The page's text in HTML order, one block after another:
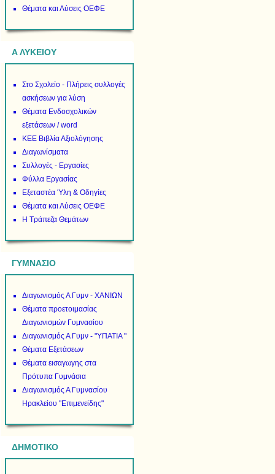
Θέματα και Λύσεις ΟΕΦΕ
Α ΛΥΚΕΙΟΥ
Στο Σχολείο - Πλήρεις συλλογές
ασκήσεων για λύση
Θέματα Ενδοσχολικών
εξετάσεων / word
ΚΕΕ Βιβλία Αξιολόγησης
Διαγωνίσματα
Συλλογές - Εργασίες
Φύλλα Εργασίας
Εξεταστέα Ύλη & Οδηγίες
Θέματα και Λύσεις ΟΕΦΕ
Η Τράπεζα Θεμάτων
ΓΥΜΝΑΣΙΟ
Διαγωνισμός Α Γυμν - ΧΑΝΙΩΝ
Θέματα προετοιμασίας
Διαγωνισμών Γυμνασίου
Διαγωνισμός Α Γυμν - "ΥΠΑΤΙΑ "
Θέματα Εξετάσεων
Θέματα εισαγωγης στα
Πρότυπα Γυμνάσια
Διαγωνισμός Α Γυμνασίου
Ηρακλείου "Επιμενείδης"
ΔΗΜΟΤΙΚΟ